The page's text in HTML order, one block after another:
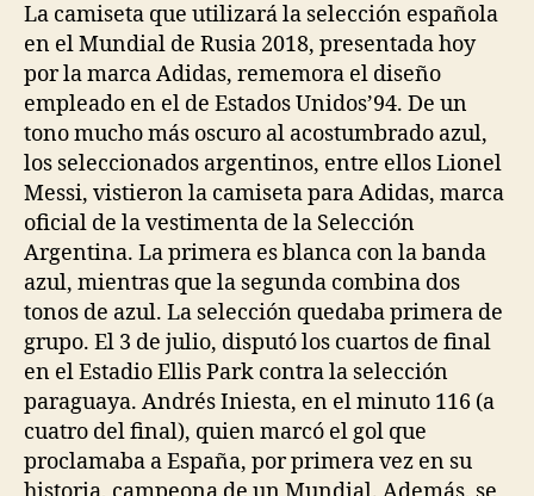
La camiseta que utilizará la selección española
en el Mundial de Rusia 2018, presentada hoy
por la marca Adidas, rememora el diseño
empleado en el de Estados Unidos’94. De un
tono mucho más oscuro al acostumbrado azul,
los seleccionados argentinos, entre ellos Lionel
Messi, vistieron la camiseta para Adidas, marca
oficial de la vestimenta de la Selección
Argentina. La primera es blanca con la banda
azul, mientras que la segunda combina dos
tonos de azul. La selección quedaba primera de
grupo. El 3 de julio, disputó los cuartos de final
en el Estadio Ellis Park contra la selección
paraguaya. Andrés Iniesta, en el minuto 116 (a
cuatro del final), quien marcó el gol que
proclamaba a España, por primera vez en su